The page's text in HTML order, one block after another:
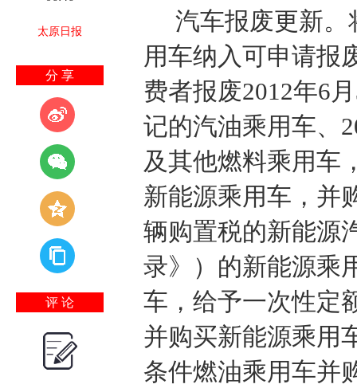
太原日报
分 享
评 论
汽车报废更新
用车纳入可申请报
费者报废2012年6
记的汽油乘用车、
及其他燃料乘用车
新能源乘用车，并
辆购置税的新能源
录》）的新能源乘
车，给予一次性定
并购买新能源乘用
条件燃油乘用车并